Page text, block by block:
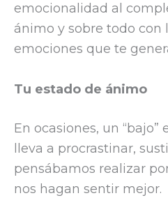
emocionalidad al
ánimo y sobre todo con
emociones que te
Tu estado de ánimo
En ocasiones, un
lleva a procrastinar,
pensábamos realizar
nos hagan sentir mejor.